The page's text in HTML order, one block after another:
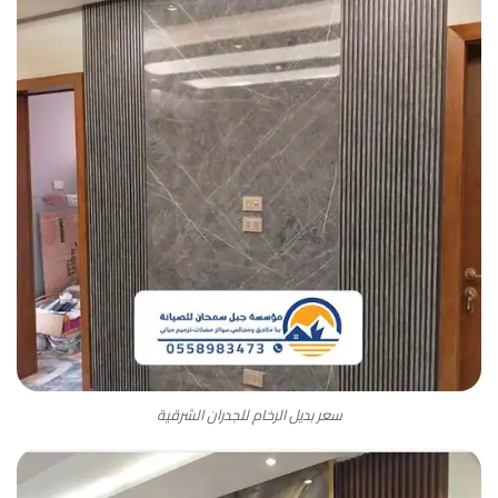
سعر بديل الرخام للجدران الشرقية